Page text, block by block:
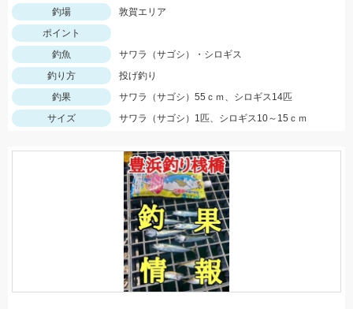
釣場
敦賀エリア
ポイント
釣魚
サワラ（サゴシ）・シロギス
釣り方
投げ釣り
釣果
サワラ（サゴシ）55ｃｍ、シロギス14匹
サイズ
サワラ（サゴシ）1匹、シロギス10～15ｃｍ